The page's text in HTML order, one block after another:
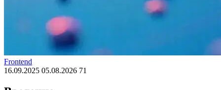
Frontend
16.09.2025 05.08.2026 71